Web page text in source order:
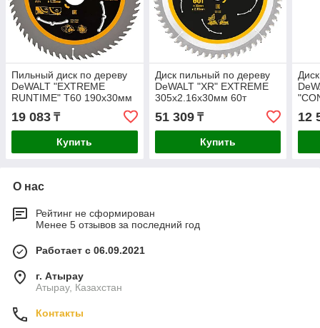
Пильный диск по дереву
DeWALT "EXTREME
RUNTIME" T60 190x30мм
DT99564-QZ
19 083 ₸
Купить
Диск пильный по дереву
DeWALT "XR" EXTREME
305х2.16х30мм 60т
DT99575-QZ
51 309₸
Купить
12
О нас
Рейтинг не сформирован
Менее 5 отзывов за последний год
Работает с 06.09.2021
г. Атырау
Атырау, Казахстан
Контакты